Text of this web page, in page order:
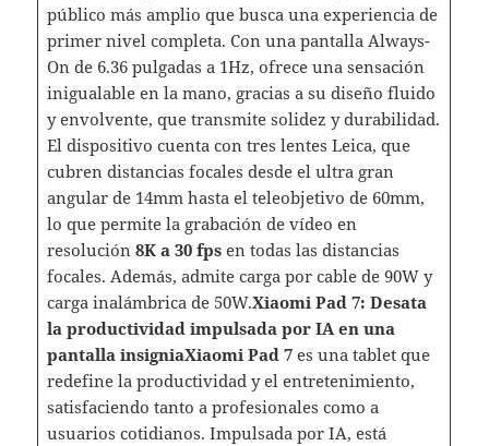
público más amplio que busca una experiencia de
primer nivel completa. Con una pantalla Always-
On de 6.36 pulgadas a 1Hz, ofrece una sensación
inigualable en la mano, gracias a su diseño fluido
y envolvente, que transmite solidez y durabilidad.
El dispositivo cuenta con tres lentes Leica, que
cubren distancias focales desde el ultra gran
angular de 14mm hasta el teleobjetivo de 60mm,
lo que permite la grabación de vídeo en
resolución 8K a 30 fpsen todas las distancias
focales. Además, admite carga por cable de 90W y
carga inalámbrica de 50W.Xiaomi Pad 7: Desata
la productividad impulsada por IA en una
pantalla insigniaXiaomi Pad 7es una tablet que
redefine la productividad y el entretenimiento,
satisfaciendo tanto a profesionales como a
usuarios cotidianos. Impulsada por IA, está